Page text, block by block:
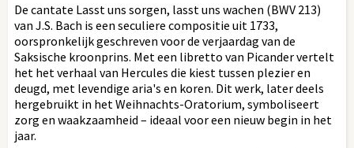
De cantate Lasst uns sorgen, lasst uns wachen (BWV 213)
van J.S. Bach is een seculiere compositie uit 1733,
oorspronkelijk geschreven voor de verjaardag van de
Saksische kroonprins. Met een libretto van Picander vertelt
het het verhaal van Hercules die kiest tussen plezier en
deugd, met levendige aria's en koren. Dit werk, later deels
hergebruikt in het Weihnachts-Oratorium, symboliseert
zorg en waakzaamheid – ideaal voor een nieuw begin in het
jaar.